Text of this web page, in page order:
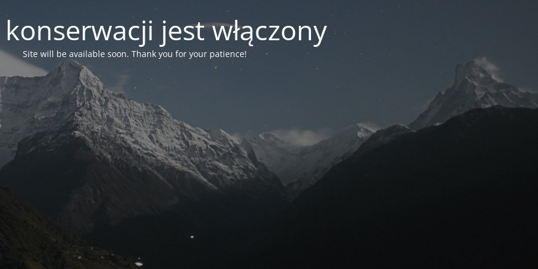
jest włączony
Site will be available soon. Thank you for your patience!